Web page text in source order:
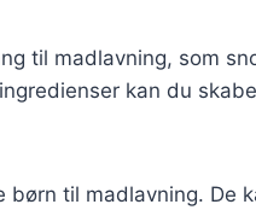
til madlavning, som
kan du
børn til madlavning. De